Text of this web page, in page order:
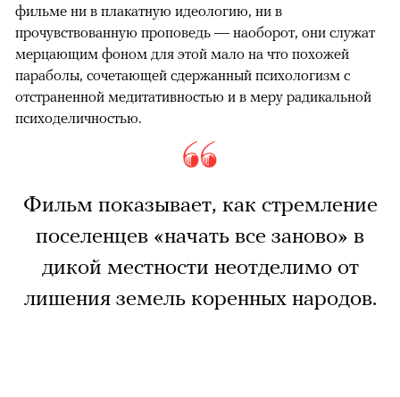
фильме ни в плакатную идеологию, ни в
прочувствованную проповедь — наоборот, они служат
мерцающим фоном для этой мало на что похожей
параболы, сочетающей сдержанный психологизм с
отстраненной медитативностью и в меру радикальной
психоделичностью.
Фильм показывает, как стремление
поселенцев «начать все заново» в
дикой местности неотделимо от
лишения земель коренных народов.